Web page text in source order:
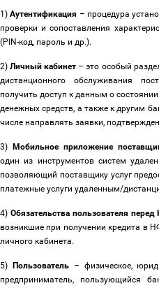
1)Аутентификация – процедура
проверки и сопоставления
(PIN-код, пароль и др.).
2)Личный кабинет – это особый
дистанционного обслуживания
получить доступ к данным о состоянии
денежных средств, а также к другим
числе направлять заявки,
3) Мобильное приложение
один из инструментов систем
позволяющий поставщику услуг
платежные услуги удаленным/
4) Обязательства пользователя
возникшие при получении кредита в
личного кабинета.
5) Пользователь – физическое,
предприниматель, пользующийся